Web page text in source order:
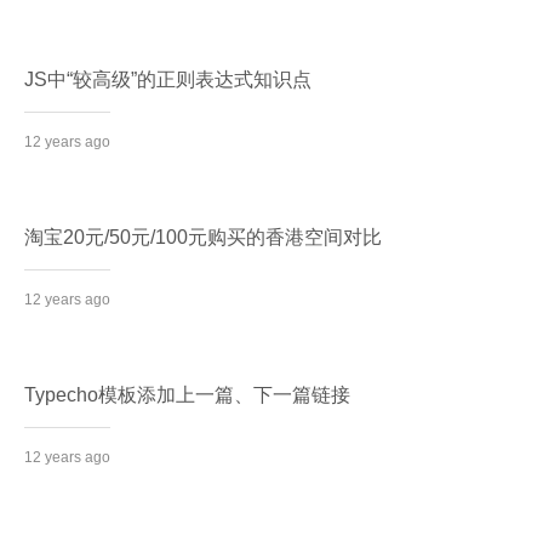
JS中“较高级”的正则表达式知识点
12 years ago
淘宝20元/50元/100元购买的香港空间对比
12 years ago
Typecho模板添加上一篇、下一篇链接
12 years ago